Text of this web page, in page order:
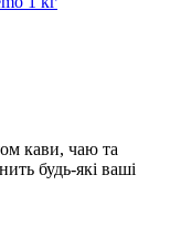
кави, чаю та
будь-які ваші